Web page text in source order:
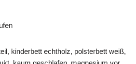
kinderbett echtholz, polsterbett weiß,